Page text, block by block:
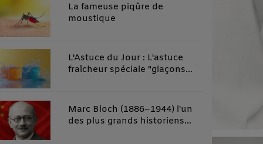
La fameuse piqûre de
moustique
L'Astuce du Jour : L'astuce
fraîcheur spéciale "glaçons
Marc Bloch (1886–1944) l'un
des plus grands historiens